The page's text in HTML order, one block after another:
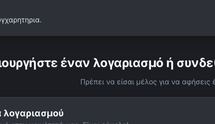
έναν λογαριασμό ή
Πρέπει να είσαι μέλος για να αφήσεις
λογαριασμού